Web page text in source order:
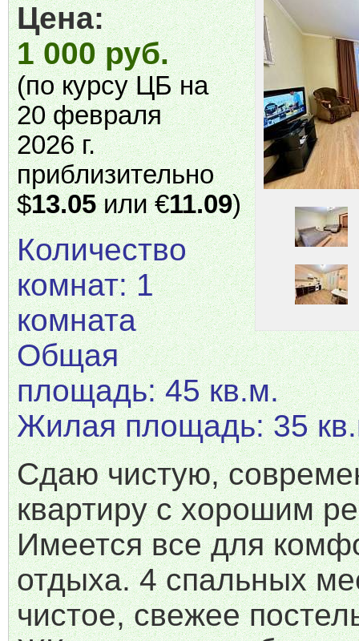
Цена:
1 000 руб.
(по курсу ЦБ на
20 февраля
2026 г.
приблизительно
$13.05или €11.09)
Количество
комнат: 1
комната
Общая
площадь: 45 кв.м.
Жилая площадь: 35
Сдаю чистую,
квартиру с хорошим
Имеется все для
отдыха. 4 спальных
чистое, свежее